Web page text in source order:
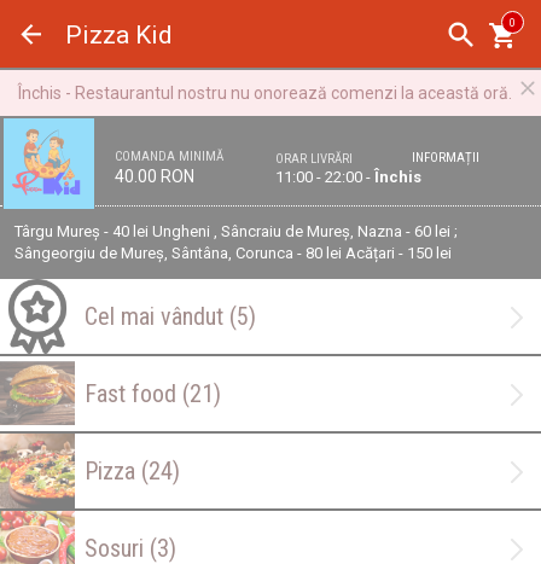
Pizza Kid 0
Închis - Restaurantul nostru nu onorează comenzi la această oră.
COMANDA MINIMĂ
40.00 RON
INFORMAȚII
ORAR LIVRĂRI
11:00 - 22:00 - Închis
Târgu Mureș - 40 lei Ungheni , Sâncraiu de Mureș, Nazna - 60 lei ;
Sângeorgiu de Mureș, Sântâna, Corunca - 80 lei Acățari - 150 lei
Cel mai vândut (5)
Fast food (21)
Pizza (24)
Sosuri (3)